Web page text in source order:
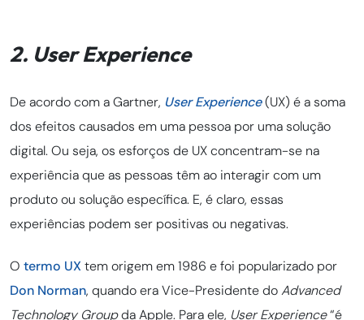
2. User Experience
De acordo com a Gartner, User Experience(UX) é a soma
dos efeitos causados em uma pessoa por uma solução
digital. Ou seja, os esforços de UX concentram-se na
experiência que as pessoas têm ao interagir com um
produto ou solução específica. E, é claro, essas
experiências podem ser positivas ou negativas.
O termo UXtem origem em 1986 e foi popularizado por
Don Norman, quando era Vice-Presidente doAdvanced
Technology Groupda Apple. Para ele, User Experience“é